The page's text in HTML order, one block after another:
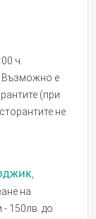
ч.
Възможно е
(при
не
,
на
- 150лв. до